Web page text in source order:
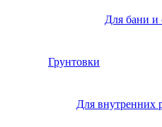
Для бани и
Грунтовки
Для внутренних